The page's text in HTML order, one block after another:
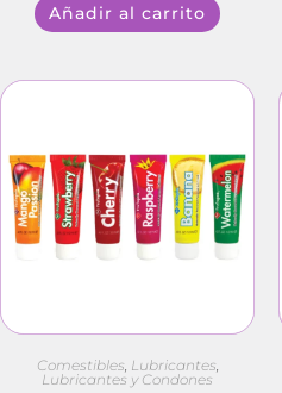
Añadir al carrito
Comestibles Lubricantes
Lubricantes y Condones